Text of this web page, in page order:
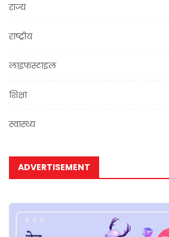
राज्य
राष्ट्रीय
लाइफस्टाइल
शिक्षा
स्वास्थ्य
ADVERTISEMENT